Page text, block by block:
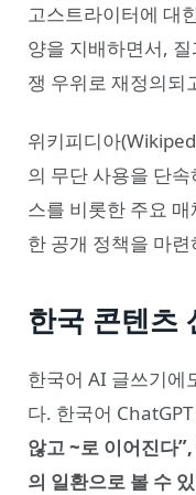
고스트라이터에 대
양을 지배하면서,
쟁 우위로 재정의되
위키피디아
의 무단 사용을 단
스를 비롯한 주요
한 공개 정책을 마
한국 콘텐츠
한국어 AI 글쓰기에
다. 한국어
않고 ~로 이어진다
의 일환으로 볼 수